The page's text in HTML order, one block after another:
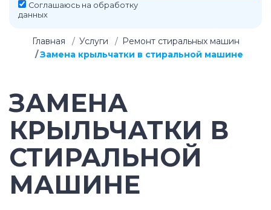
Соглашаюсь на обработку
данных
Главная Услуги
Ремонт стиральных машин
Замена крыльчатки в стиральной машине
ЗАМЕНА
КРЫЛЬЧАТКИ В
СТИРАЛЬНОЙ
МАШИНЕ